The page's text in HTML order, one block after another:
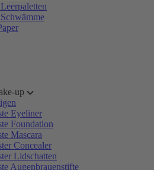
up
Eyeliner
Foundation
Mascara
Concealer
Lidschatten
Augenbrauenstifte